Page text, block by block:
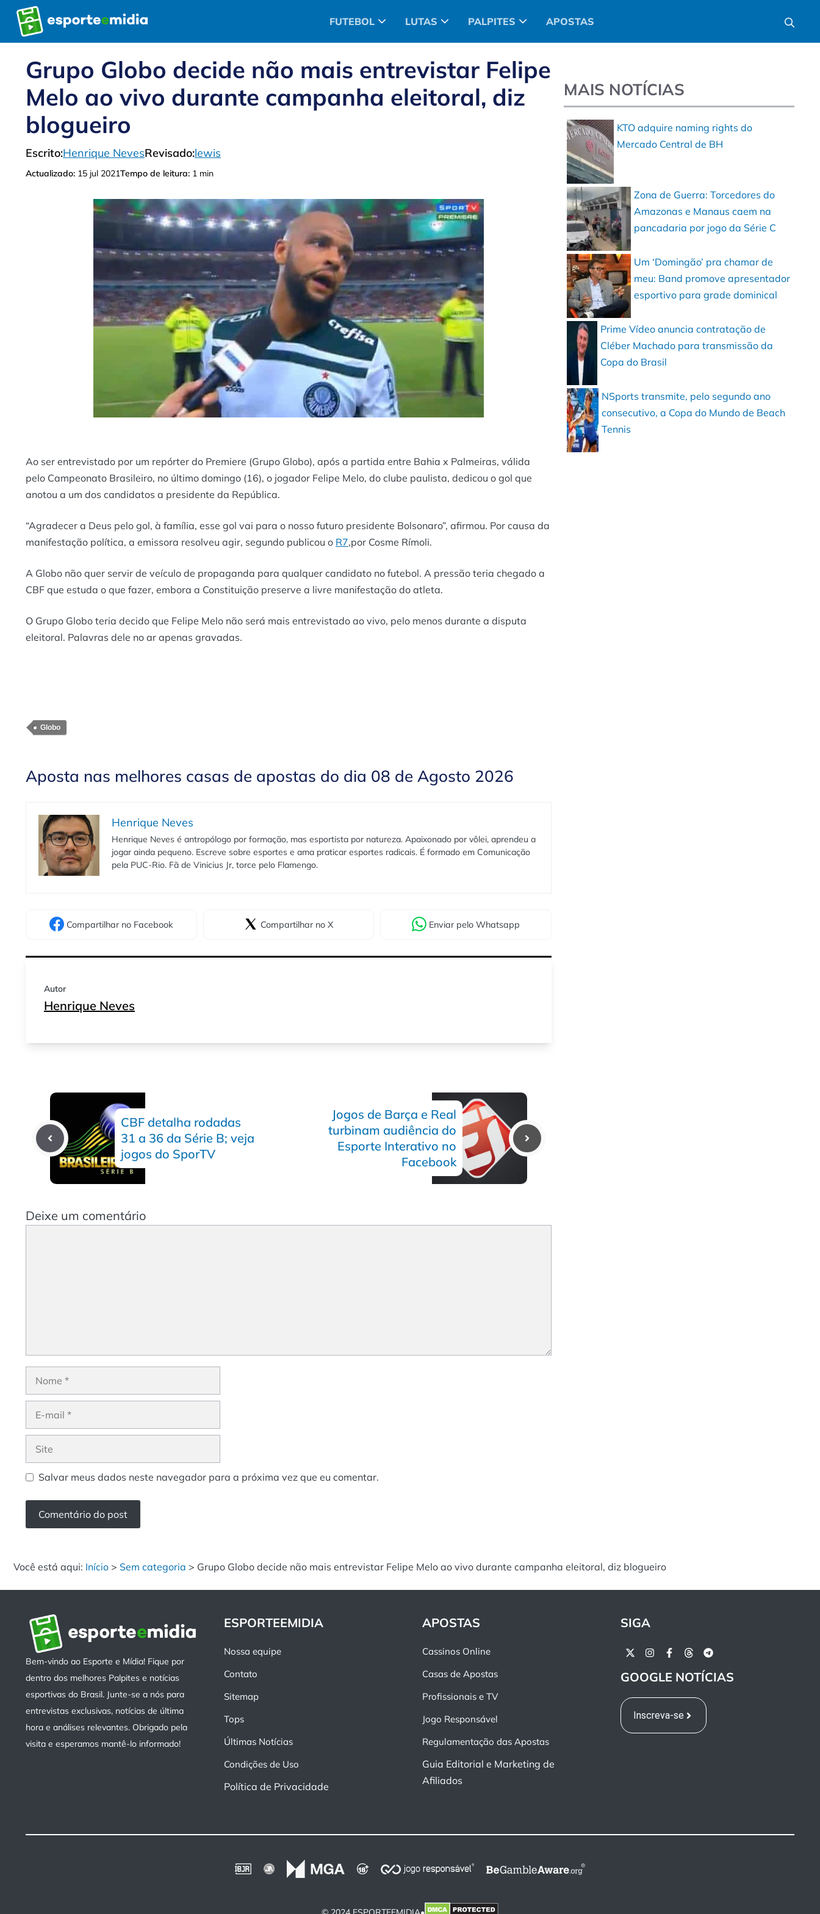
Pular
para
o
FUTEBOL LUTAS PALPITES APOSTAS
Grupo Globo decide não mais entrevistar Felipe
Melo ao vivo durante campanha eleitoral, diz
blogueiro
Escrito:Henrique NevesRevisado:lewis
Actualizado: 15 jul 2021Tempo de leitura: 1 min
Ao ser entrevistado por um repórter do Premiere (Grupo Globo), após a partida entre Bahia x Palmeiras, válida
pelo Campeonato Brasileiro, no último domingo (16), o jogador Felipe Melo, do clube paulista, dedicou o gol que
anotou a um dos candidatos a presidente da República.
“Agradecer a Deus pelo gol, à família, esse gol vai para o nosso futuro presidente Bolsonaro”, afirmou. Por causa da
manifestação política, a emissora resolveu agir, segundo publicou o R7,por Cosme Rímoli.
A Globo não quer servir de veículo de propaganda para qualquer candidato no futebol. A pressão teria chegado a
CBF que estuda o que fazer, embora a Constituição preserve a livre manifestação do atleta.
O Grupo Globo teria decido que Felipe Melo não será mais entrevistado ao vivo, pelo menos durante a disputa
eleitoral. Palavras dele no ar apenas gravadas.
Globo
Aposta nas melhores casas de apostas do dia 08 de Agosto 2026
Henrique Neves
Henrique Neves é antropólogo por formação, mas esportista por natureza. Apaixonado por vôlei, aprendeu a
jogar ainda pequeno. Escreve sobre esportes e ama praticar esportes radicais. É formado em Comunicação
pela PUC-Rio. Fã de Vinicius Jr, torce pelo Flamengo.
Compartilhar no Facebook Compartilhar no X Enviar pelo Whatsapp
Autor
Henrique Neves
CBF detalha rodadas
31 a 36 da Série B; veja
jogos do SporTV
Jogos de Barça e Real
turbinam audiência do
Esporte Interativo no
Facebook
Deixe um comentário
Nome
Site
Salvar meus dados neste navegador para a próxima vez que eu comentar.
MAIS NOTÍCIAS
KTO adquire naming rights do
Mercado Central de BH
Zona de Guerra: Torcedores do
Amazonas e Manaus caem na
pancadaria por jogo da Série C
Um ‘Domingão’ pra chamar de
meu: Band promove apresentador
esportivo para grade dominical
Prime Vídeo anuncia contratação de
Cléber Machado para transmissão da
Copa do Brasil
NSports transmite, pelo segundo ano
consecutivo, a Copa do Mundo de Beach
Tennis
Você está aqui: Início > Sem categoria > Grupo Globo decide não mais entrevistar Felipe Melo ao vivo durante campanha eleitoral, diz blogueiro
Bem-vindo ao Esporte e Mídia! Fique por
dentro dos melhores Palpites e notícias
esportivas do Brasil. Junte-se a nós para
entrevistas exclusivas, notícias de última
hora e análises relevantes. Obrigado pela
visita e esperamos mantê-lo informado!
ESPORTEEMIDIA
Nossa equipe
Contato
Sitemap
Tops
Últimas Notícias
Condições de Uso
Política de Privacidade
APOSTAS
Cassinos Online
Casas de Apostas
Profissionais e TV
Jogo Responsável
Regulamentação das Apostas
Guia Editorial e Marketing de
Afiliados
SIGA
GOOGLE NOTÍCIAS
Inscreva-se